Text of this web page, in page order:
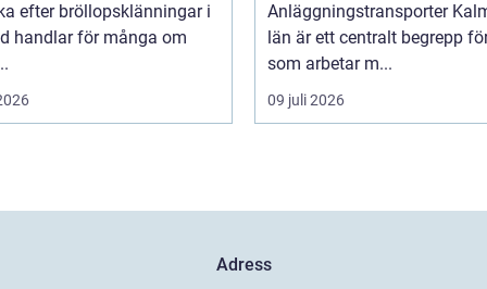
efter bröllopsklänningar i
handlar för många om
Anläggningstransporter
län är ett centralt begrepp
som arbetar m...
09 juli 2026
Adress